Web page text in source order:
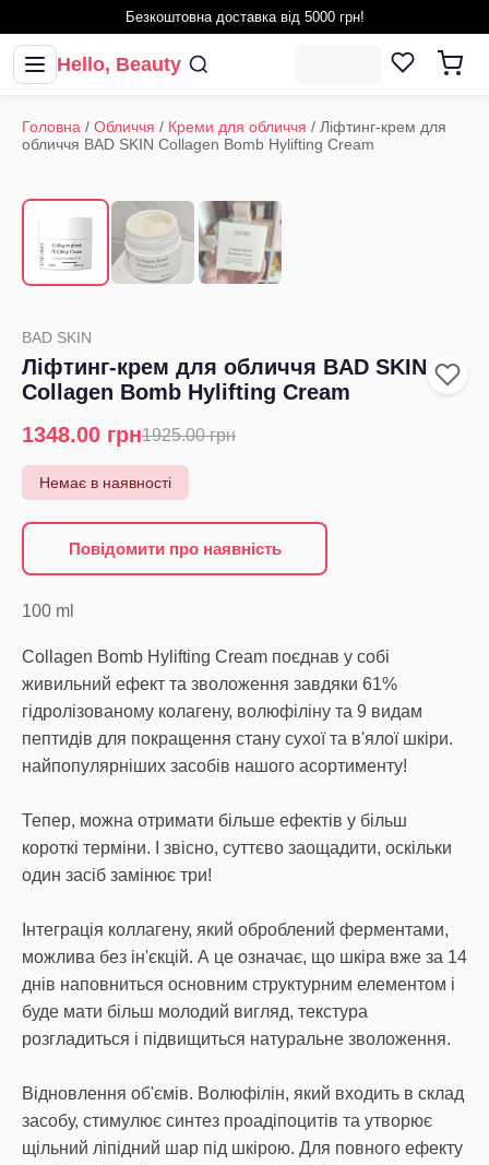
Безкоштовна доставка від 5000 грн!
Hello, Beauty
Головна / Обличчя / Креми для обличчя / Ліфтинг-крем для
обличчя BAD SKIN Collagen Bomb Hylifting Cream
BAD SKIN
Ліфтинг-крем для обличчя BAD SKIN
Collagen Bomb Hylifting Cream
1348.00 грн1925.00грн
Немає в наявності
Повідомити про наявність
100 ml
Collagen Bomb Hylifting Cream поєднав у собі
живильний ефект та зволоження завдяки 61%
гідролізованому колагену, волюфіліну та 9 видам
пептидів для покращення стану сухої та в'ялої шкіри.
найпопулярніших засобів нашого асортименту!
Тепер, можна отримати більше ефектів у більш
короткі терміни. І звісно, суттєво заощадити, оскільки
один засіб замінює три!
Інтеграція коллагену, який оброблений ферментами,
можлива без ін'єкцій. А це означає, що шкіра вже за 14
днів наповниться основним структурним елементом і
буде мати більш молодий вигляд, текстура
розгладиться і підвищиться натуральне зволоження.
Відновлення об'ємів. Волюфілін, який входить в склад
засобу, стимулює синтез проадіпоцитів та утворює
щільний ліпідний шар під шкірою. Для повного ефекту